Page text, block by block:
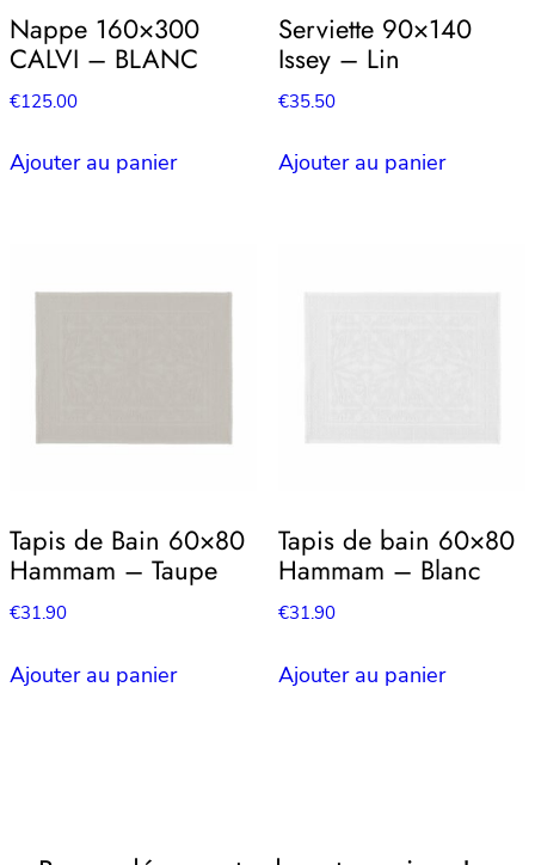
Nappe 160×300
CALVI – BLANC
€125.00
Ajouter au panier
Serviette 90×140
Issey – Lin
€35.50
Ajouter au panier
Tapis de Bain 60×80
Hammam – Taupe
€31.90
Ajouter au panier
Tapis de bain 60×80
Hammam – Blanc
€31.90
Ajouter au panier